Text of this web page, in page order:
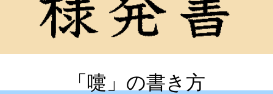
「嚏」の書き方